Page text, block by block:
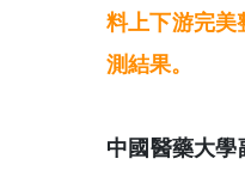
料上下游完美
測結果。
中國醫藥大學